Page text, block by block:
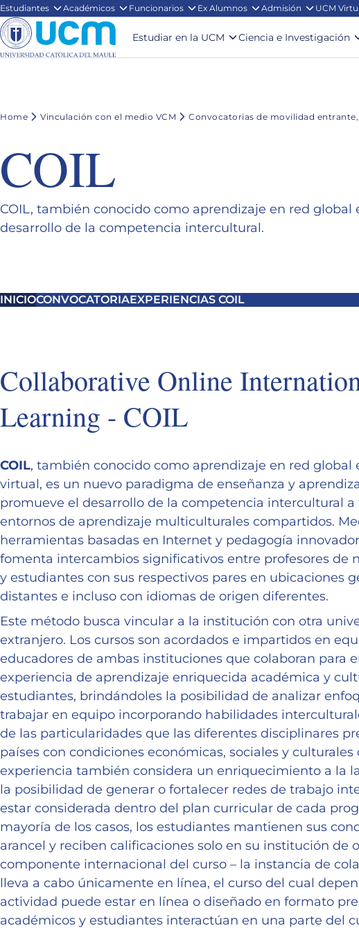
Estudiantes Académicos Funcionarios Ex Alumnos Admisión UCM
Estudiar en la UCM Ciencia e Investigación
Home Vinculación con el medio VCM Convocatorias de movilidad
COIL
COIL, también conocido como aprendizaje en red
desarrollo de la competencia intercultural.
INICIOCONVOCATORIAEXPERIENCIAS COIL
Collaborative Online
Learning - COIL
COIL, también conocido como aprendizaje en red global
virtual, es un nuevo paradigma de enseñanza y
promueve el desarrollo de la competencia intercultural a
entornos de aprendizaje multiculturales compartidos.
herramientas basadas en Internet y pedagogía
fomenta intercambios significativos entre profesores de
y estudiantes con sus respectivos pares en ubicaciones
distantes e incluso con idiomas de origen diferentes.
Este método busca vincular a la institución con otra
extranjero. Los cursos son acordados e impartidos en
educadores de ambas instituciones que colaboran para
experiencia de aprendizaje enriquecida académica y
estudiantes, brindándoles la posibilidad de analizar
trabajar en equipo incorporando habilidades
de las particularidades que las diferentes disciplinares
países con condiciones económicas, sociales y culturales
experiencia también considera un enriquecimiento a la
la posibilidad de generar o fortalecer redes de trabajo
estar considerada dentro del plan curricular de cada
mayoría de los casos, los estudiantes mantienen sus
arancel y reciben calificaciones solo en su institución de
componente internacional del curso – la instancia de
lleva a cabo únicamente en línea, el curso del cual
actividad puede estar en línea o diseñado en formato
académicos y estudiantes interactúan en una parte del